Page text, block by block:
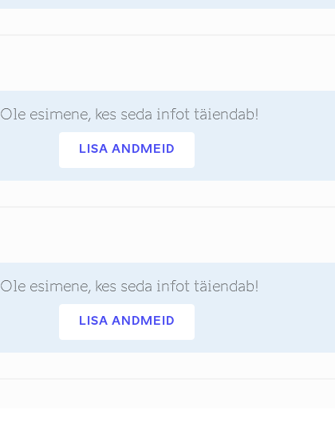
Ole esimene, kes seda infot täiendab!
LISA ANDMEID
Ole esimene, kes seda infot täiendab!
LISA ANDMEID